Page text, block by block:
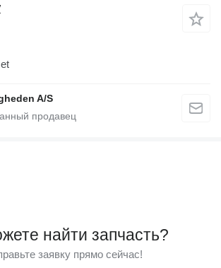
A/S
найти запчасть?
заявку прямо сейчас!